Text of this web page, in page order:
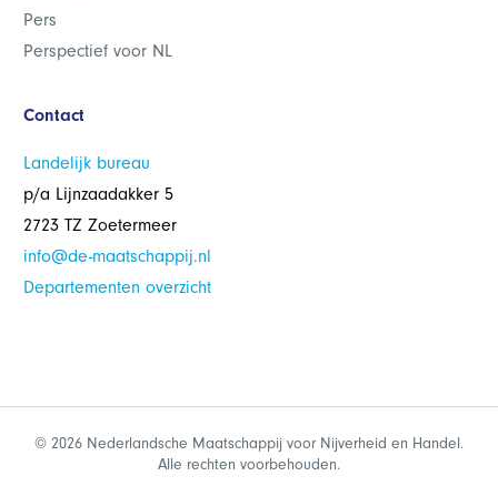
Pers
Perspectief voor NL
Contact
Landelijk bureau
p/a Lijnzaadakker 5
2723 TZ Zoetermeer
info@de-maatschappij.nl
Departementen overzicht
© 2026 Nederlandsche Maatschappij voor Nijverheid en Handel.
Alle rechten voorbehouden.